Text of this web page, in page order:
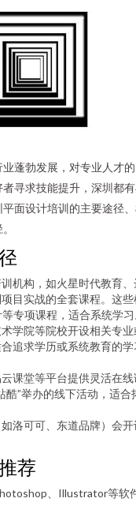
蓬勃发展，对专业人才
寻求技能提升，深圳都
面设计培训的主要途径
机构，如火星时代教育、
目实战的全套课程。这些
专项课程，适合系统学
学院等院校开设相关专业
追求学历或系统教育的学
云课堂等平台提供灵活在
酷”举办的线下活动，适合
洛可可、东道品牌）会
荐
、Illustrator等软